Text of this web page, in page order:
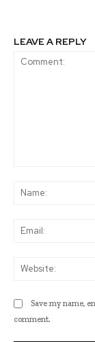
LEAVE A REPLY
Save my name,
comment.